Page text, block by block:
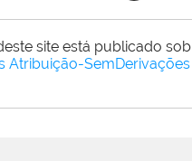
site está publicado
Atribuição-SemDerivações